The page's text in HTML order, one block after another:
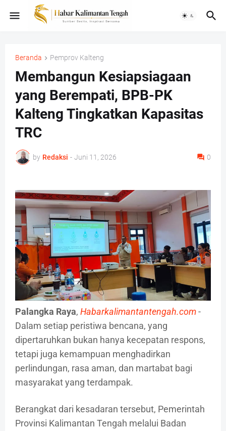
Beranda Pemprov Kalteng
Membangun Kesiapsiagaan
yang Berempati, BPB-PK
Kalteng Tingkatkan Kapasitas
TRC
by Redaksi - Juni 11, 2026 0
Palangka Raya, Habarkalimantantengah.com-
Dalam setiap peristiwa bencana, yang
dipertaruhkan bukan hanya kecepatan respons,
tetapi juga kemampuan menghadirkan
perlindungan, rasa aman, dan martabat bagi
masyarakat yang terdampak.
Berangkat dari kesadaran tersebut, Pemerintah
Provinsi Kalimantan Tengah melalui Badan